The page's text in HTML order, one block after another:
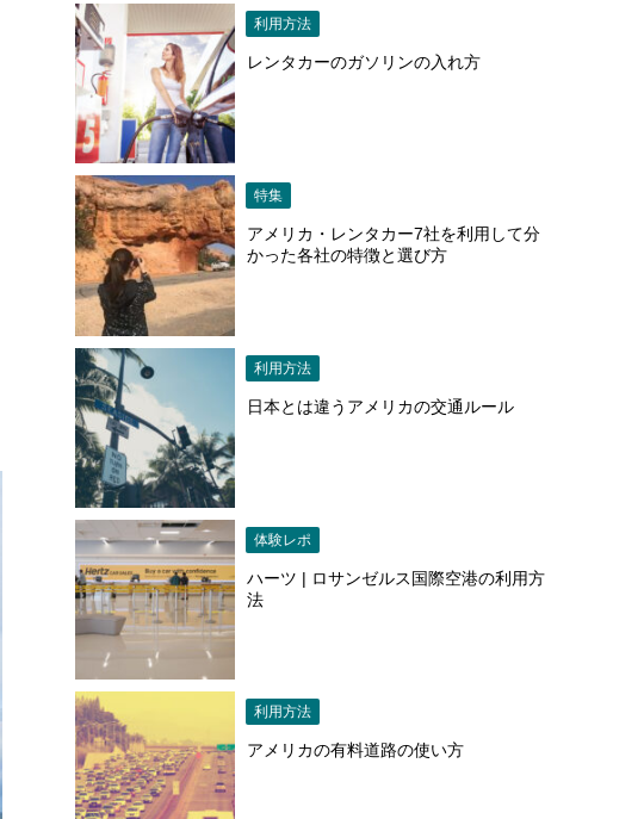
利用方法
レンタカーのガソリンの入れ方
特集
アメリカ・レンタカー7社を利用して分
かった各社の特徴と選び方
利用方法
日本とは違うアメリカの交通ルール
体験レポ
ハーツ | ロサンゼルス国際空港の利用方
法
利用方法
アメリカの有料道路の使い方